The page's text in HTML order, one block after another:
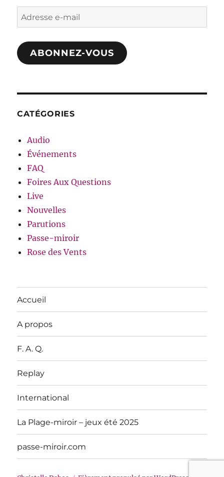
Adresse
e-
mail
ABONNEZ-VOUS
CATÉGORIES
Audio
Événements
FAQ
Foires Aux Questions
Live
Nouvelles
Parutions
Passe-miroir
Rose des Vents
Accueil
A propos
F. A. Q.
Replay
International
La Plage-miroir – jeux été 2025
passe-miroir.com